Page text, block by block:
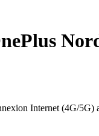
Internet (4G/5G)